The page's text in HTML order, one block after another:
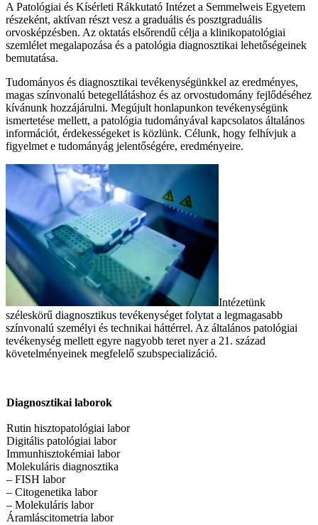
A Patológiai és Kísérleti Rákkutató Intézet a Semmelweis Egyetem
részeként, aktívan részt vesz a graduális és posztgraduális
orvosképzésben. Az oktatás elsőrendű célja a klinikopatológiai
szemlélet megalapozása és a patológia diagnosztikai lehetőségeinek
bemutatása.
Tudományos és diagnosztikai tevékenységünkkel az eredményes,
magas színvonalú betegellátáshoz és az orvostudomány fejlődéséhez
kívánunk hozzájárulni. Megújult honlapunkon tevékenységünk
ismertetése mellett, a patológia tudományával kapcsolatos általános
információt, érdekességeket is közlünk. Célunk, hogy felhívjuk a
figyelmet e tudományág jelentőségére, eredményeire.
Intézetünk
széleskörű diagnosztikus tevékenységet folytat a legmagasabb
színvonalú személyi és technikai háttérrel. Az általános patológiai
tevékenység mellett egyre nagyobb teret nyer a 21. század
követelményeinek megfelelő szubspecializáció.
Diagnosztikai laborok
Rutin hisztopatológiai labor
Digitális patológiai labor
Immunhisztokémiai labor
Molekuláris diagnosztika
– FISH labor
– Citogenetika labor
– Molekuláris labor
Áramláscitometria labor